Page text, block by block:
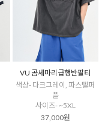
VU 곰세마리급행반팔티
색상- 다크그레이, 파스텔퍼
플
사이즈- ~5XL
37,000원